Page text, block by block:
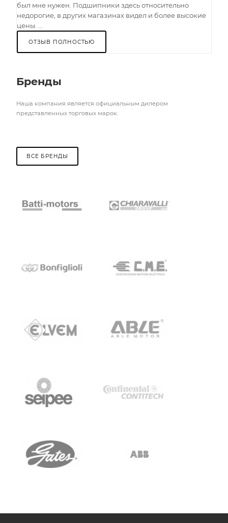
был мне нужен. Подшипники здесь относительно
недорогие, в других магазинах видел и более высокие
цены. ...
ОТЗЫВ ПОЛНОСТЬЮ
Бренды
Наша компания является официальным дилером
представленных торговых марок.
ВСЕ БРЕНДЫ